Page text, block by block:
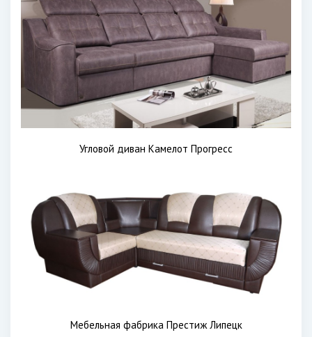
Угловой диван Камелот Прогресс
Мебельная фабрика Престиж Липецк